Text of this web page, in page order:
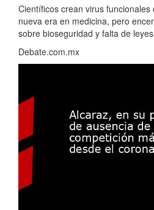
Científicos crean virus
nueva era en medicina, pero
sobre bioseguridad y falta de
Debate.com.mx